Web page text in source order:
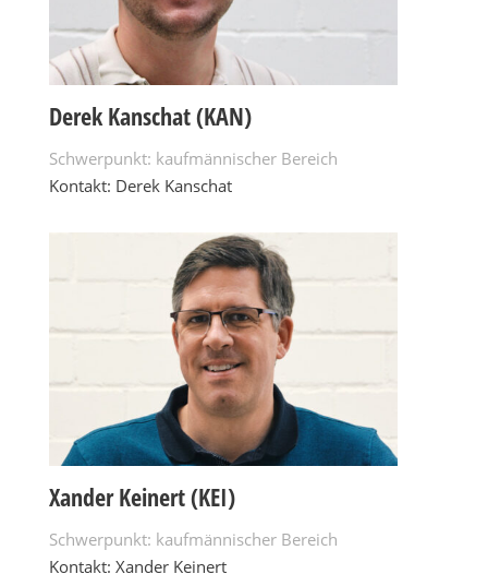
Derek Kanschat (KAN)
Schwerpunkt: kaufmännischer Bereich
Kontakt: Derek Kanschat
Xander Keinert (KEI)
Schwerpunkt: kaufmännischer Bereich
Kontakt: Xander Keinert